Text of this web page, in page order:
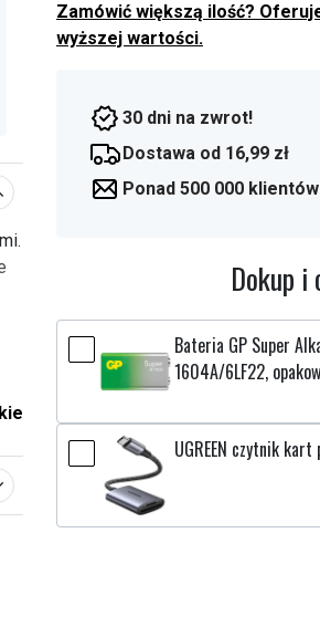
Zamówić większą ilość?
wyższej wartości.
30 dni na zwrot!
Dostawa od 16,99 zł
Ponad 500 000 klientów
Dokup
Bateria GP Super
1604A/6LF22,
UGREEN czytnik